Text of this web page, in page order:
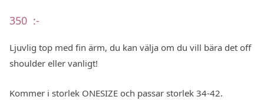
350 :-
Ljuvlig top med fin ärm, du kan välja om du vill bära det off
shoulder eller vanligt!
Kommer i storlek ONESIZE och passar storlek 34-42.